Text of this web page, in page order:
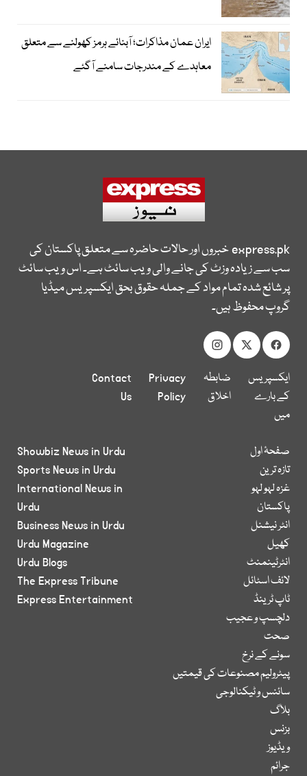
ایران عمان مذاکرات؛ آبنائے ہرمز کھولنے سے متعلق
معاہدے کے مندرجات سامنے آگئے
express.pkخبروں اور حالات حاضرہ سے متعلق پاکستان کی
سب سے زیادہ وزٹ کی جانے والی ویب سائٹ ہے۔ اس ویب سائٹ
پر شائع شدہ تمام مواد کے جملہ حقوق بحق ایکسپریس میڈیا
گروپ محفوظ ہیں۔
ایکسپریس
کے بارے
میں
ضابطہ
اخلاق
Privacy
Policy
Contact
Us
صفحۂ اول
تازہ ترین
غزہ لہو لہو
پاکستان
انٹر نیشنل
کھیل
انٹرٹینمنٹ
لائف اسٹائل
ٹاپ ٹرینڈ
دلچسپ و عجیب
صحت
سونے کے نرخ
پیٹرولیم مصنوعات کی قیمتیں
سائنس و ٹیکنالوجی
بلاگ
بزنس
ویڈیوز
جرائم
Showbiz News in Urdu
Sports News in Urdu
International News in
Urdu
Business News in Urdu
Urdu Magazine
Urdu Blogs
The Express Tribune
Express Entertainment